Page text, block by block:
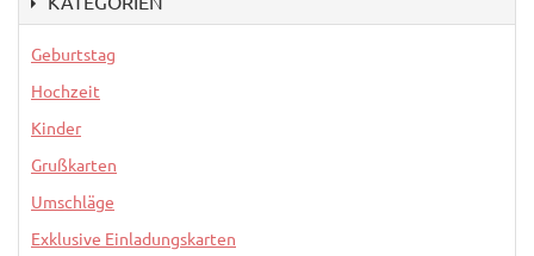
Geburtstag
Hochzeit
Kinder
Grußkarten
Umschläge
Exklusive Einladungskarten